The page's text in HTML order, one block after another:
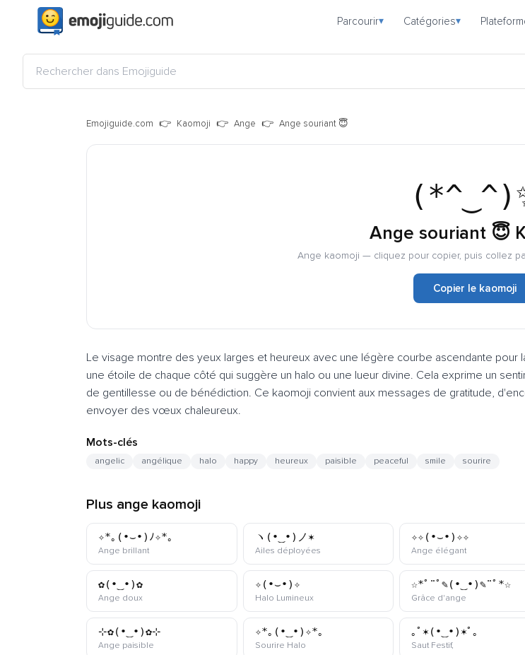
Parcourir▾ Catégories▾
Emojiguide.com Kaomoji Ange Ange souriant 😇
Ange souriant 😇
Ange kaomoji — cliquez pour copier, puis collez
Copier le kaomoji
Le visage montre des yeux larges et heureux avec une légère courbe ascendante pour
une étoile de chaque côté qui suggère un halo ou une lueur divine. Cela exprime un
de gentillesse ou de bénédiction. Ce kaomoji convient aux messages de gratitude,
envoyer des vœux chaleureux.
Mots-clés
angelic angélique halo happy heureux paisible peaceful smile sourire
Plus ange kaomoji
✧*｡(•⌣•)ﾉ✧*｡
Ange brillantkaomoji
ヽ(•‿•)ノ✶
Ailes déployéeskaomoji
✧✧(•⌣•)✧✧
Ange élégantkaomoji
✿(•‿•)✿
Ange douxkaomoji
✧(•⌣•)✧
Halo Lumineuxkaomoji
☆*ﾟ¨ﾟ✎(•‿•)✎¨ﾟ*☆
Grâce d'ange
⊹✿(•‿•)✿⊹
Ange paisible
✧*｡(•‿•)✧*｡
Sourire Halokaomoji
｡ﾟ✶(•‿•)✶ﾟ｡
Saut Festif,